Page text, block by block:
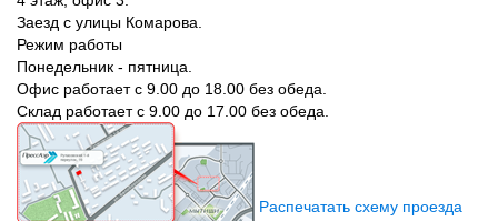
Заезд с улицы Комарова.
Режим работы
Понедельник - пятница.
Офис работает с 9.00 до 18.00 без обеда.
Склад работает с 9.00 до 17.00 без обеда.
Распечатать схему проезда